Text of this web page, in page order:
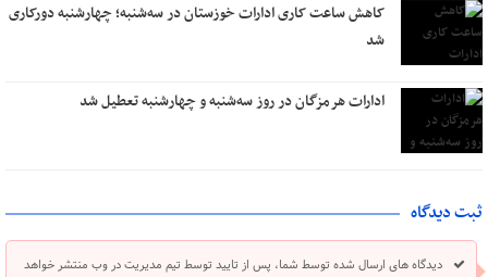
کاهش ساعت کاری ادارات خوزستان در سه‌شنبه؛ چهارشنبه دورکاری
شد
ادارات هرمزگان در روز سه‌شنبه و چهارشنبه تعطیل شد
ثبت دیدگاه
دیدگاه های ارسال شده توسط شما، پس از تایید توسط تیم مدیریت در وب منتشر خواهد